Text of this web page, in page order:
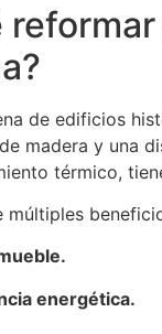
de edificios
madera y una
térmico,
múltiples
energética.